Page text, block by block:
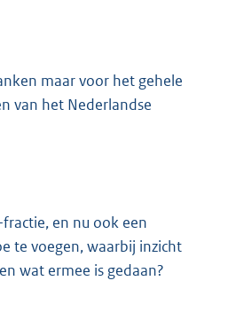
maar voor het gehele
van het Nederlandse
en nu ook een
te voegen, waarbij inzicht
wat ermee is gedaan?